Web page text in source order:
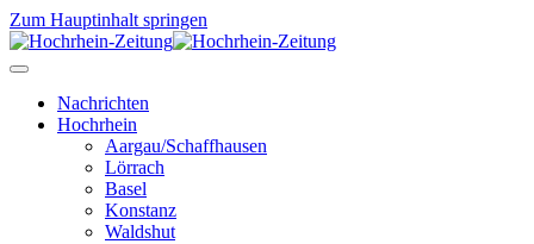
Zum Hauptinhalt springen
Nachrichten
Hochrhein
Aargau/Schaffhausen
Lörrach
Basel
Konstanz
Waldshut